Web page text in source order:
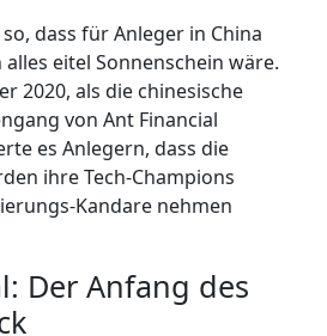
dass für Anleger in China
eitel Sonnenschein wäre.
2020, als die chinesische
von Ant Financial
es Anlegern, dass die
ihre Tech-Champions
Kandare nehmen
Der Anfang des